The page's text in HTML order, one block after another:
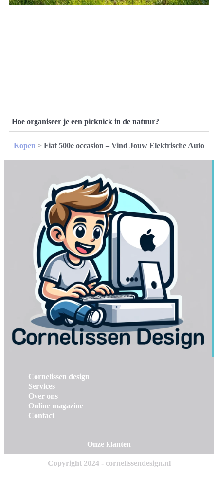
Hoe organiseer je een picknick in de natuur?
Kopen > Fiat 500e occasion – Vind Jouw Elektrische Auto
Cornelissen design
Services
Over ons
Online magazine
Contact
Onze klanten
Copyright 2024 - cornelissendesign.nl